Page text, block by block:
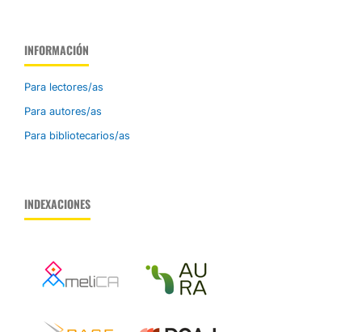
INFORMACIÓN
Para lectores/as
Para autores/as
Para bibliotecarios/as
INDEXACIONES